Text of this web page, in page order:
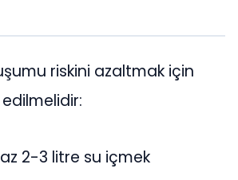
riskini azaltmak için
2-3 litre su içmek